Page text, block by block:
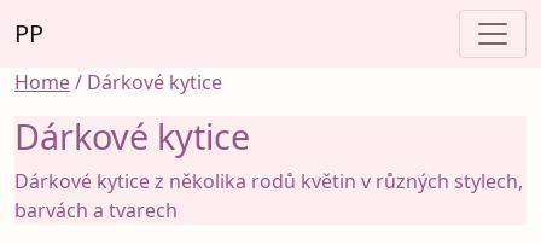
to
content
PP
Home/ Dárkové kytice
Dárkové kytice
Dárkové kytice z několika rodů květin v různých stylech,
barvách a tvarech